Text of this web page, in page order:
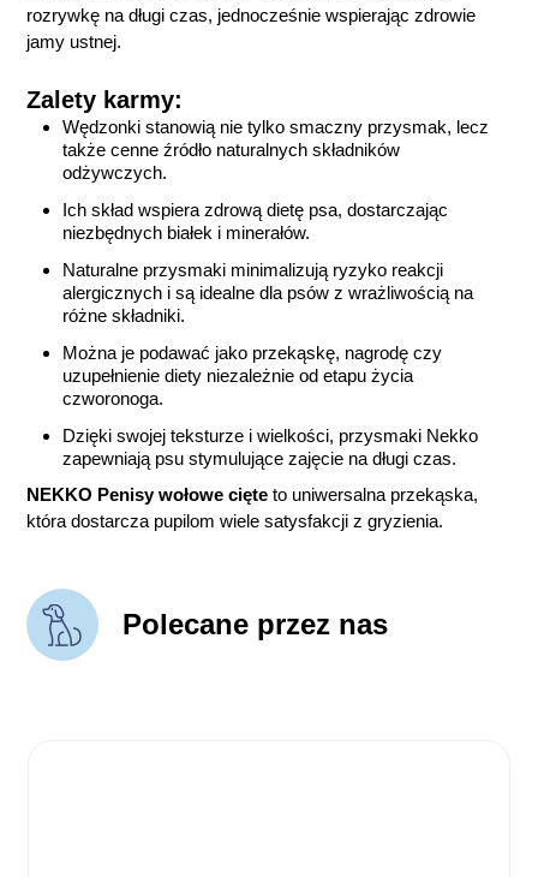
rozrywkę na długi czas, jednocześnie wspierając zdrowie
jamy ustnej.
Zalety karmy:
Wędzonki stanowią nie tylko smaczny przysmak, lecz
także cenne źródło naturalnych składników
odżywczych.
Ich skład wspiera zdrową dietę psa, dostarczając
niezbędnych białek i minerałów.
Naturalne przysmaki minimalizują ryzyko reakcji
alergicznych i są idealne dla psów z wrażliwością na
różne składniki.
Można je podawać jako przekąskę, nagrodę czy
uzupełnienie diety niezależnie od etapu życia
czworonoga.
Dzięki swojej teksturze i wielkości, przysmaki Nekko
zapewniają psu stymulujące zajęcie na długi czas.
NEKKO Penisy wołowe cięte to uniwersalna przekąska,
która dostarcza pupilom wiele satysfakcji z gryzienia.
Polecane przez nas